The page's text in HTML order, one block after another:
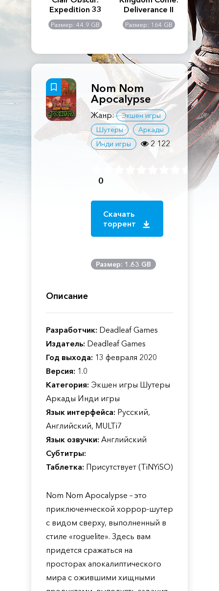
Expedition 33
Размер: 44.9 GB
Deliverance II
Размер: 164 GB
Nom Nom
Apocalypse
Жанр:
Экшен игры
Шутеры
Аркады
Инди игры
2 122
0
Скачать
торрент
Размер: 1.63 GB
Описание
Разработчик: Deadleaf Games
Издатель: Deadleaf Games
Год выхода: 13 февраля 2020
Версия: 1.0
Категория: Экшен игры Шутеры
Аркады Инди игры
Язык интерфейса: Русский,
Английский, MULTi7
Язык озвучки: Английский
Субтитры:
Таблетка: Присутствует (TiNYiSO)
Nom Nom Apocalypse – это
приключенческой хоррор-шутер
с видом сверху, выполненный в
стиле «roguelite». Здесь вам
придется сражаться на
просторах апокалиптического
мира с ожившими хищными